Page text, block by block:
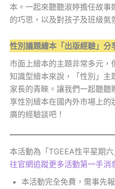
本。一起來聽聽淑婷擔任故事
的巧思，以及對孩子及班級氣
性別議題繪本「出版經驗」分
市面上繪本的主題非常多元
知識型繪本來說，「性別」主
家長的青睞。讓我們一起聽
享性別繪本在國內外市場上的
廣的經驗談吧！
本活動為「TGEEA性平星期
往官網追蹤更多活動第一手消
本活動完全免費，需事先報